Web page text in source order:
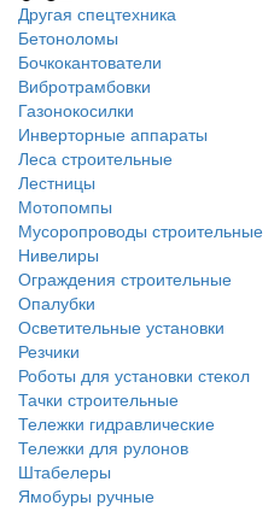
Другая спецтехника
Бетоноломы
Бочкокантователи
Вибротрамбовки
Газонокосилки
Инверторные аппараты
Леса строительные
Лестницы
Мотопомпы
Мусоропроводы строительные
Нивелиры
Ограждения строительные
Опалубки
Осветительные установки
Резчики
Роботы для установки стекол
Тачки строительные
Тележки гидравлические
Тележки для рулонов
Штабелеры
Ямобуры ручные